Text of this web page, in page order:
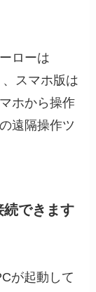
ローは
スマホ版は
ホから操作
遠隔操作ツ
続できます
が起動して